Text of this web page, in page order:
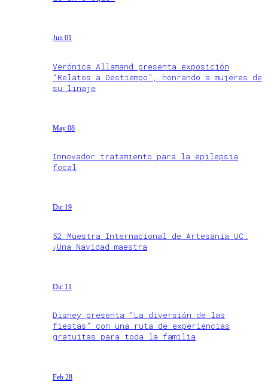
Jun 01
Verónica Allamand presenta exposición
“Relatos a Destiempo”, honrando a mujeres de
su linaje
May 08
Innovador tratamiento para la epilepsia
focal
Dic 19
52 Muestra Internacional de Artesanía UC:
¡Una Navidad maestra
Dic 11
Disney presenta “La diversión de las
fiestas” con una ruta de experiencias
gratuitas para toda la familia
Feb 28